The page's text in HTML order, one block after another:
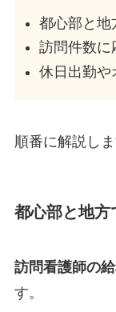
都心部と地
訪問件数に
休日出勤や
順番に解説しま
都心部と地方
訪問看護師の
す。